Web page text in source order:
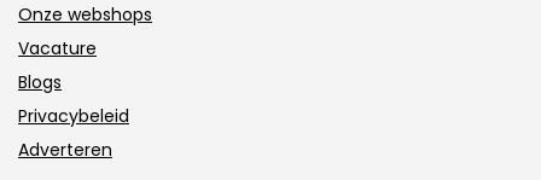
Onze webshops
Vacature
Blogs
Privacybeleid
Adverteren